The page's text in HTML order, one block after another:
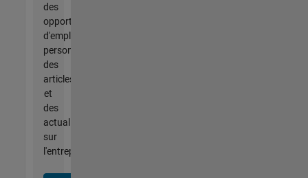
des
opportunités
d'emploi
personnalisées,
des
articles
et
des
actualités
sur
l'entreprise.